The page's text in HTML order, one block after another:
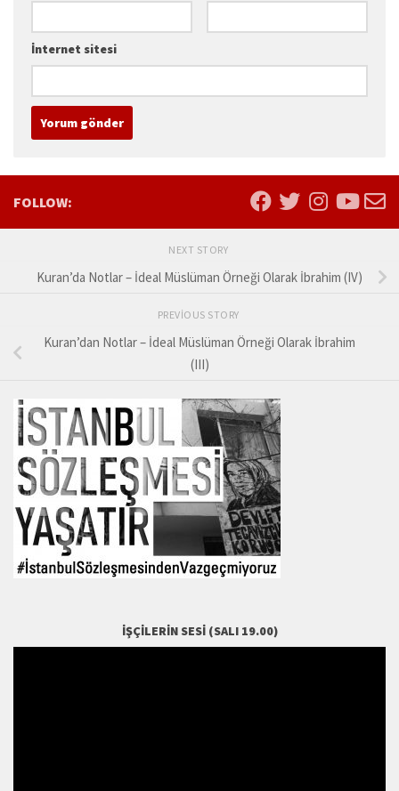
İnternet sitesi
FOLLOW:
NEXT STORY
Kuran’da Notlar – İdeal Müslüman Örneği Olarak İbrahim (IV)
PREVIOUS STORY
Kuran’dan Notlar – İdeal Müslüman Örneği Olarak İbrahim
(III)
İŞÇILERIN SESI (SALI 19.00)